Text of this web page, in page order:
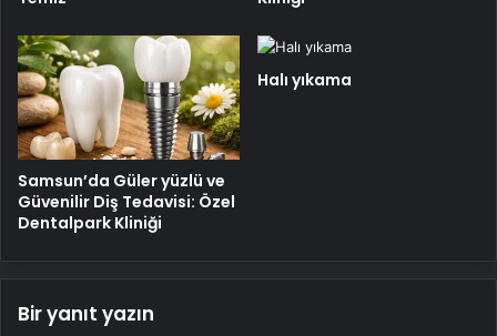
Samsun’da Güler yüzlü ve
Güvenilir Diş Tedavisi: Özel
Dentalpark Kliniği
Halı yıkama
Bir yanıt yazın